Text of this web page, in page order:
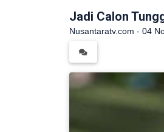
Jadi Calon
Nusantaratv.com - 04